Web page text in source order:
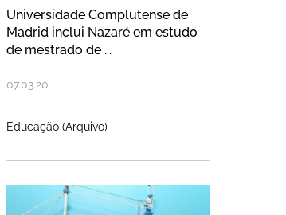
Universidade Complutense de
Madrid inclui Nazaré em estudo
de mestrado de ...
07.03.20
Educação (Arquivo)
no Portal da Queixa
atinge recorde
Espólio de 38 barcos de